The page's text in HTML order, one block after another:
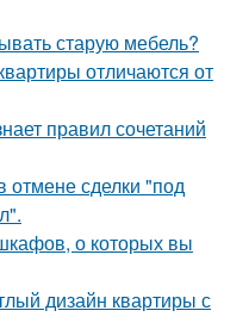
старую мебель?
отличаются от
правил сочетаний
отмене сделки "под
о которых вы
дизайн квартиры с